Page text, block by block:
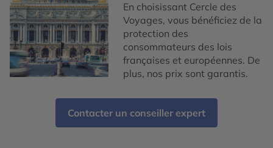
En choisissant Cercle des
Voyages, vous bénéficiez de la
protection des
consommateurs des lois
françaises et européennes. De
plus, nos prix sont garantis.
Contacter un conseiller expert